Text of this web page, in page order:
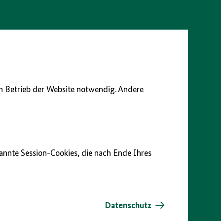
Betrieb der Website notwendig. Andere
Session-Cookies, die nach Ende Ihres
Datenschutz